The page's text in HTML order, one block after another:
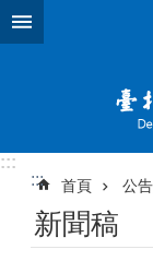
跳到主要內容區塊
:::
:::
首頁 公
新聞稿